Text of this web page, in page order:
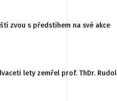
zvou s předstihem na své akce
lety zemřel prof. ThDr.